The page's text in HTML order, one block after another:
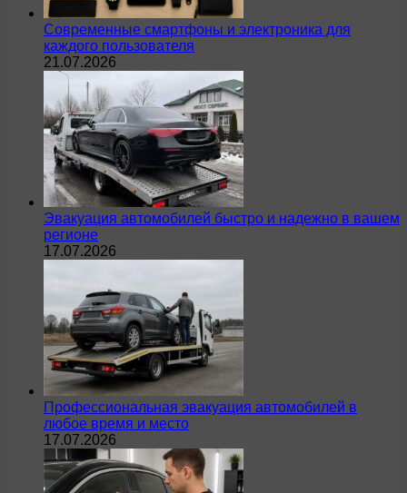
Современные смартфоны и электроника для
каждого пользователя
21.07.2026
Эвакуация автомобилей быстро и надежно в вашем
регионе
17.07.2026
Профессиональная эвакуация автомобилей в
любое время и место
17.07.2026